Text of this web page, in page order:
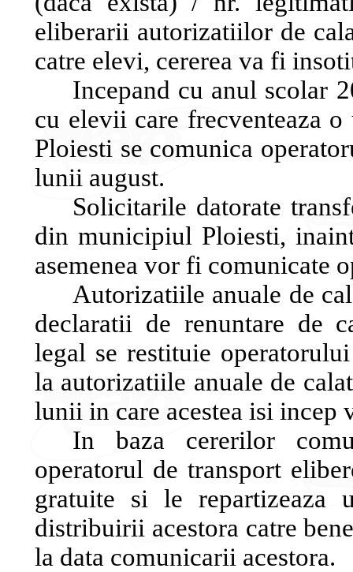
eliberarii autorizatiilor de
catre elevi, cererea va fi
Incepand cu anul scolar
cu elevii care frecventeaza
Ploiesti se comunica
lunii august.
Solicitarile datorate
din municipiul Ploiesti,
asemenea vor fi comunicate
Autorizatiile anuale de
declaratii de renuntare de
legal se restituie
la autorizatiile anuale de
lunii in care acestea isi incep
In baza cererilor
operatorul de transport
gratuite si le repartizeaza
distribuirii acestora catre
la data comunicarii acestora.